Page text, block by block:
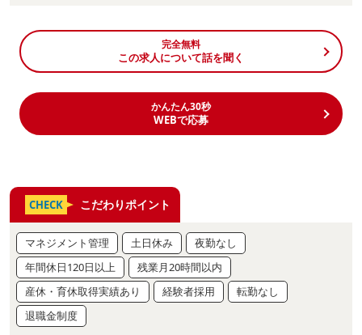
完全無料
この求人について話を聞く
かんたん30秒
WEBで応募
CHECK こだわりポイント
マネジメント管理 土日休み
夜勤なし
年間休日120日以上
残業月20時間以内
産休・育休取得実績あり
経験者採用
転勤なし
退職金制度